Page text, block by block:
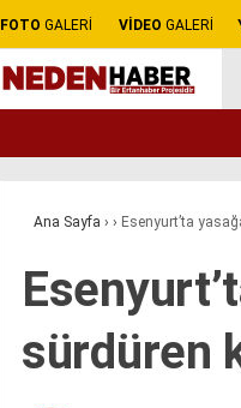
FOTO GALERİ VİDEO GALERİ
Ana Sayfa › › Esenyurt’ta
sürdüren